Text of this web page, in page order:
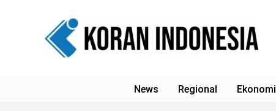
News Regional Ekonomi